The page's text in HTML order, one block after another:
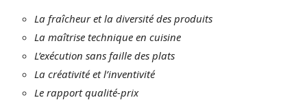
La fraîcheur et la diversité des produits
La maîtrise technique en cuisine
L’exécution sans faille des plats
La créativité et l’inventivité
Le rapport qualité-prix